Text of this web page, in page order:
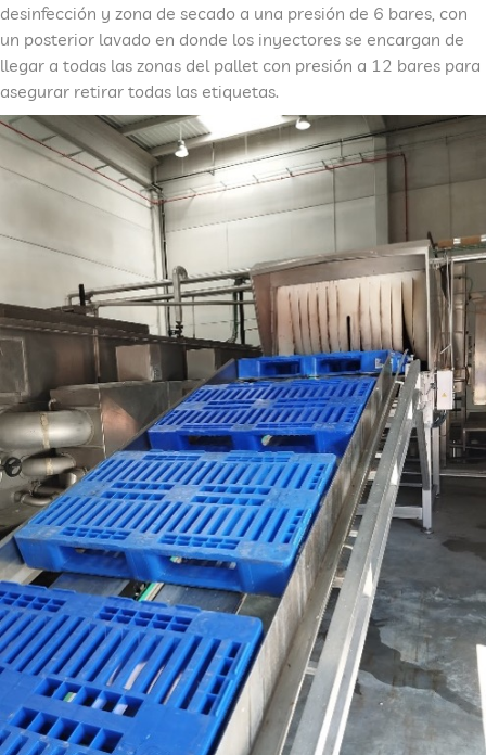
desinfección y zona de secado a una presión de 6 bares, con
un posterior lavado en donde los inyectores se encargan de
llegar a todas las zonas del pallet con presión a 12 bares para
asegurar retirar todas las etiquetas.